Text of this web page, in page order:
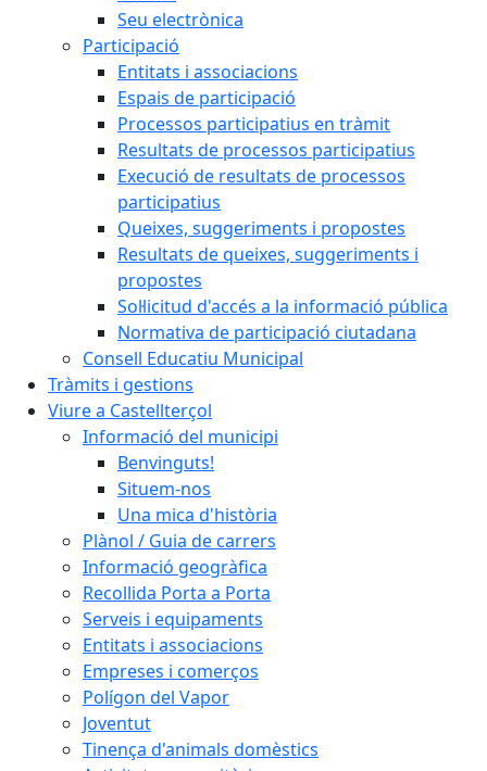
Seu electrònica
Participació
Entitats i associacions
Espais de participació
Processos participatius en tràmit
Resultats de processos participatius
Execució de resultats de processos
participatius
Queixes, suggeriments i propostes
Resultats de queixes, suggeriments i
propostes
Sol·licitud d'accés a la informació pública
Normativa de participació ciutadana
Consell Educatiu Municipal
Tràmits i gestions
Viure a Castellterçol
Informació del municipi
Benvinguts!
Situem-nos
Una mica d'història
Plànol / Guia de carrers
Informació geogràfica
Recollida Porta a Porta
Serveis i equipaments
Entitats i associacions
Empreses i comerços
Polígon del Vapor
Joventut
Tinença d'animals domèstics